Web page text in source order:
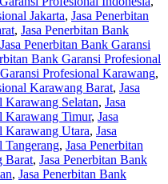
Jakarta, Jasa Penerbitan
, Jasa Penerbitan Bank
Jasa Penerbitan Bank Garansi
Bank Garansi Profesional
Profesional Karawang,
Karawang Barat, Jasa
Karawang Selatan, Jasa
Karawang Timur, Jasa
Karawang Utara, Jasa
Tangerang, Jasa Penerbitan
Barat, Jasa Penerbitan Bank
, Jasa Penerbitan Bank